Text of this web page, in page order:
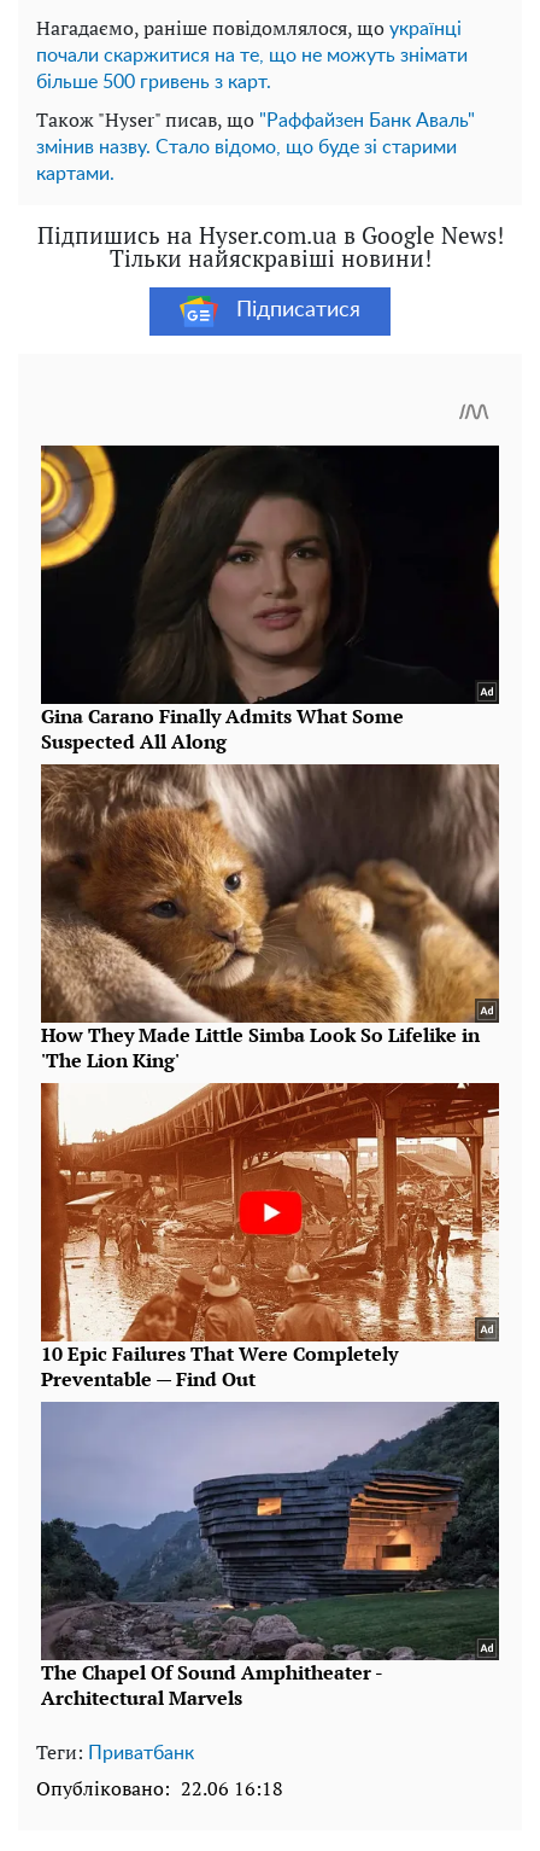
Нагадаємо, раніше повідомлялося, що українці
почали скаржитися на те, що не можуть знімати
більше 500 гривень з карт.
Також "Hyser" писав, що "Раффайзен Банк Аваль"
змінив назву. Стало відомо, що буде зі старими
картами.
Підпишись на Hyser.com.ua в Google News!
Тільки найяскравіші новини!
Підписатися
Теги: Приватбанк
Опубліковано: 22.06 16:18